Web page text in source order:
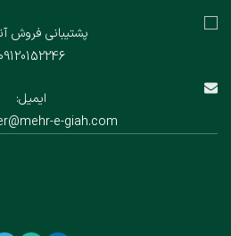
پشتیبانی فروش
09120152246
ایمیل:
e-giah.com